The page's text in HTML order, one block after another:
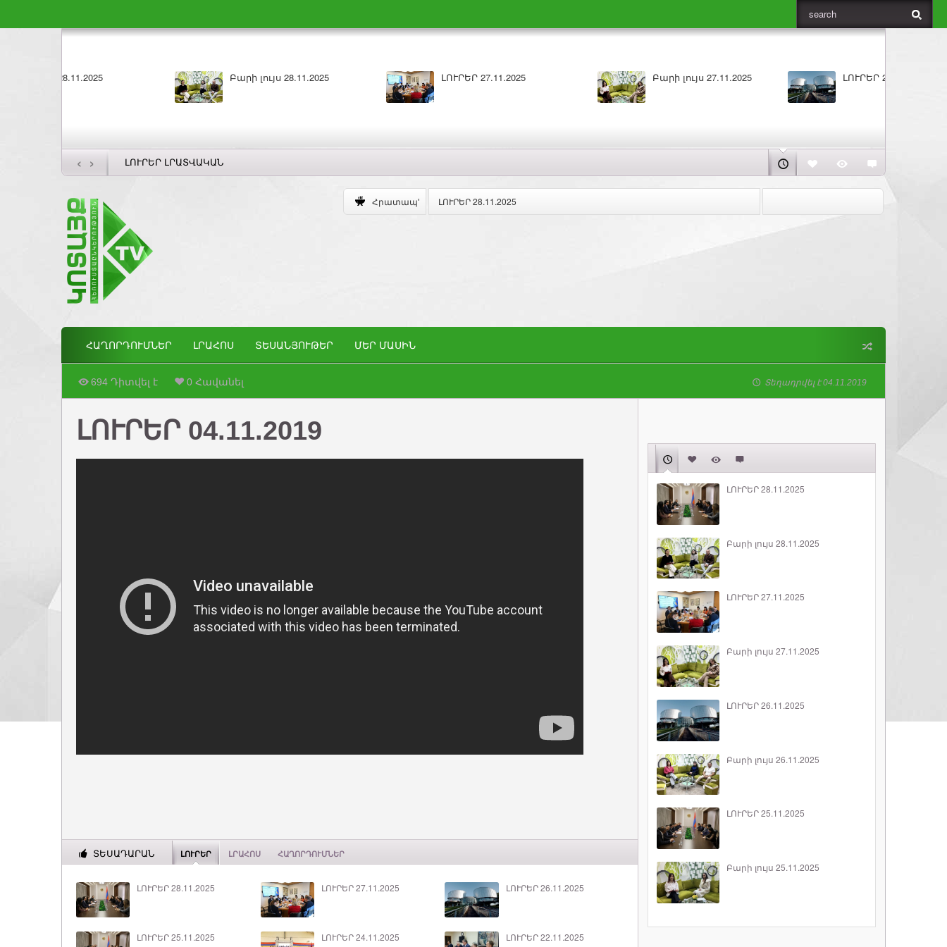
Բարի լույս 27.11.2025 ԼՈՒՐԵՐ 26.11.2025 Բարի լույս 26.11.2025 ԼՈՒՐԵՐ 25.11.2025
‹ › ԼՈՒՐԵՐ ԼՐԱՏՎԱԿԱՆ
Հրատապ' ԼՈՒՐԵՐ 28.11.2025
ՀԱՂՈՐԴՈՒՄՆԵՐ ԼՐԱՀՈՍ ՏԵՍԱՆՅՈՒԹԵՐ ՄԵՐ ՄԱՍԻՆ
694 Դիտվել է 0 Հավանել Տեղադրվել է 04.11.2019
ԼՈՒՐԵՐ 04.11.2019
ՏԵՍԱԴԱՐԱՆ ԼՈՒՐԵՐ ԼՐԱՀՈՍ ՀԱՂՈՐԴՈՒՄՆԵՐ
ԼՈՒՐԵՐ 28.11.2025 ԼՈՒՐԵՐ 27.11.2025 ԼՈՒՐԵՐ 26.11.2025
ԼՈՒՐԵՐ 25.11.2025 ԼՈՒՐԵՐ 24.11.2025 ԼՈՒՐԵՐ 22.11.2025
ԼՈՒՐԵՐ 28.11.2025
Բարի լույս 28.11.2025
ԼՈՒՐԵՐ 27.11.2025
Բարի լույս 27.11.2025
ԼՈՒՐԵՐ 26.11.2025
Բարի լույս 26.11.2025
ԼՈՒՐԵՐ 25.11.2025
Բարի լույս 25.11.2025